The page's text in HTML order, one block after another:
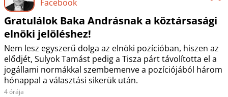
Facebook
Gratulálok Baka Andrásnak a köztársasági
elnöki jelöléshez!
Nem lesz egyszerű dolga az elnöki pozícióban, hiszen az
elődjét, Sulyok Tamást pedig a Tisza párt távolította el a
jogállami normákkal szembemenve a pozíciójából három
hónappal a választási sikerük után.
4 órája